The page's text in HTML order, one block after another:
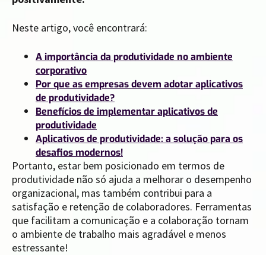
Neste artigo, você encontrará:
A importância da produtividade no ambiente
corporativo
Por que as empresas devem adotar aplicativos
de produtividade?
Benefícios de implementar aplicativos de
produtividade
Aplicativos de produtividade: a solução para os
desafios modernos!
Portanto, estar bem posicionado em termos de
produtividade não só ajuda a melhorar o desempenho
organizacional, mas também contribui para a
satisfação e retenção de colaboradores. Ferramentas
que facilitam a comunicação e a colaboração tornam
o ambiente de trabalho mais agradável e menos
estressante!